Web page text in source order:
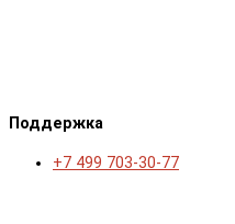
Поддержка
+7 499 703-30-77